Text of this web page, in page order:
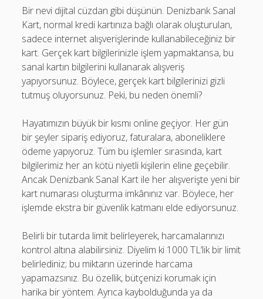
Bir nevi dijital cüzdan gibi düşünün. Denizbank Sanal
Kart, normal kredi kartınıza bağlı olarak oluşturulan,
sadece internet alışverişlerinde kullanabileceğiniz bir
kart. Gerçek kart bilgilerinizle işlem yapmaktansa, bu
sanal kartın bilgilerini kullanarak alışveriş
yapıyorsunuz. Böylece, gerçek kart bilgilerinizi gizli
tutmuş oluyorsunuz. Peki, bu neden önemli?
Hayatımızın büyük bir kısmı online geçiyor. Her gün
bir şeyler sipariş ediyoruz, faturalara, aboneliklere
ödeme yapıyoruz. Tüm bu işlemler sırasında, kart
bilgilerimiz her an kötü niyetli kişilerin eline geçebilir.
Ancak Denizbank Sanal Kart ile her alışverişte yeni bir
kart numarası oluşturma imkânınız var. Böylece, her
işlemde ekstra bir güvenlik katmanı elde ediyorsunuz.
Belirli bir tutarda limit belirleyerek, harcamalarınızı
kontrol altına alabilirsiniz. Diyelim ki 1000 TL’lik bir limit
belirlediniz; bu miktarın üzerinde harcama
yapamazsınız. Bu özellik, bütçenizi korumak için
harika bir yöntem. Ayrıca kaybolduğunda ya da